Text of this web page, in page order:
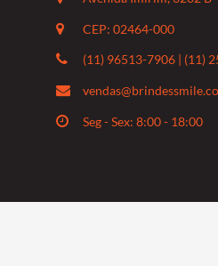
CEP: 02464-000
(11) 96513-7906 | (11)
Seg - Sex: 8:00 - 18:00